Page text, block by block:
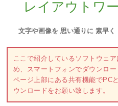
レイアウトワ
文字や画像を 思い通りに 素早
ここで紹介しているソフトウェ
め、スマートフォンでダウンロー
ページ上部にある共有機能でPC
ウンロードをお願い致します。